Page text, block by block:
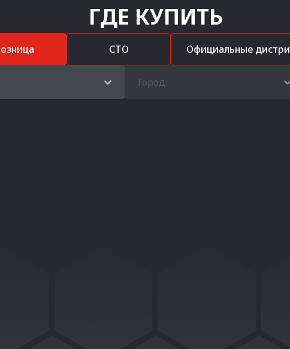
ГДЕ КУПИТЬ
СТО Официальные
Город